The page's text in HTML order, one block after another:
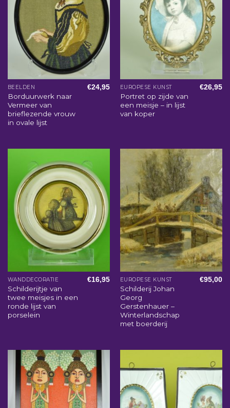
BEELDEN
Borduurwerk naar
Vermeer van
brieflezende vrouw
in ovale lijst
€24,95 EUROPESE KUNST
Portret op zijde van
een meisje – in lijst
van koper
€26,95
WANDDECORATIE
Schilderijtje van
twee meisjes in een
ronde lijst van
porselein
€16,95 EUROPESE KUNST
Schilderij Johan
Georg
Gerstenhauer –
Winterlandschap
met boerderij
€95,00